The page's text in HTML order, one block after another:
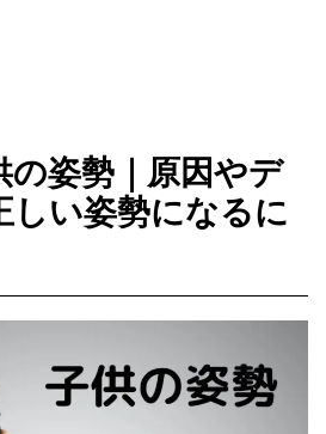
の姿勢｜原因やデ
しい姿勢になるに